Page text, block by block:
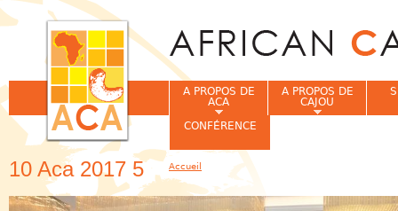
10 Aca 2017 5
A PROPOS DE
ACA
A PROPOS DE
CAJOU
CONFÉRENCE
Vous êtes ici
Accueil